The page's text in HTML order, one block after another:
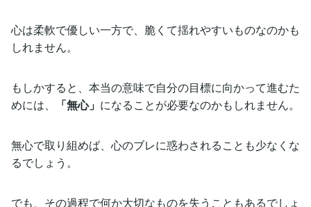
心は柔軟で優しい一方で、脆くて揺れやすいものなのかも
しれません。
もしかすると、本当の意味で自分の目標に向かって進むた
めには、
「無心」 になることが必要なのかもしれません。
無心で取り組めば、心のブレに惑わされることも少なくな
るでしょう。
でも、その過程で何か大切なものを失うこともあるでしょ